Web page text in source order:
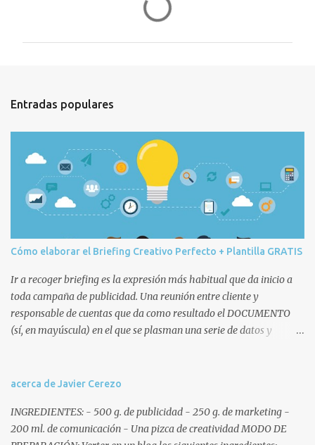
t
r
i
s
Entradas populares
Cómo elaborar el Briefing Creativo Perfecto + Plantilla GRATIS
Ir a recoger briefing es la expresión más habitual que da inicio a
toda campaña de publicidad. Una reunión entre cliente y
responsable de cuentas que da como resultado el DOCUMENTO
(sí, en mayúscula) en el que se plasman una serie de datos y
involucrado en la campaña. Remitiéndonos a la ANA, que no es
o briefing es un documento escrito mediante el cual la empresa
anunciante ofrece un reporte exhaustivo y coherente de la
acerca de Javier Cerezo
INGREDIENTES: - 500 g. de publicidad - 250 g. de marketing -
200 ml. de comunicación - Una pizca de creatividad MODO DE